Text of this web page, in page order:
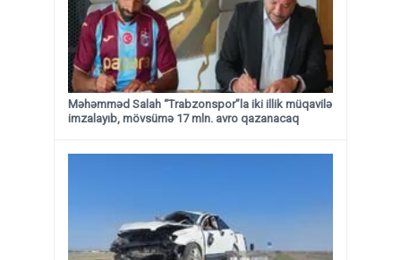
Məhəmməd Salah “Trabzonspor”la iki illik müqavilə
imzalayıb, mövsümə 17 mln. avro qazanacaq